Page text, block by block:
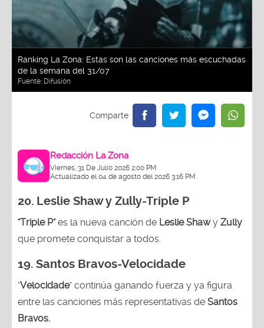
Ranking La Zona: Estas son las canciones más escuchadas
de la semana del 31/07
Fuente: Difusión
Redacción La Zona
Viernes, 31 De Julio 2026 2:00 PM
Actualizado el 04 de agosto del 2026 3:16 PM
20. Leslie Shaw y Zully-Triple P
"Triple P"es la nueva canción de Leslie Shawy Zully
que promete conquistar a todos.
19. Santos Bravos-Velocidade
"Velocidade" continúa ganando fuerza y ya figura
entre las canciones más representativas de Santos
Bravos.